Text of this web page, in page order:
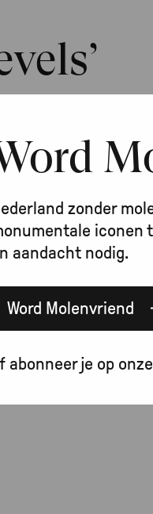
zonder
iconen
aandacht nodig.
Word Molenvriend
abonneer je op onze